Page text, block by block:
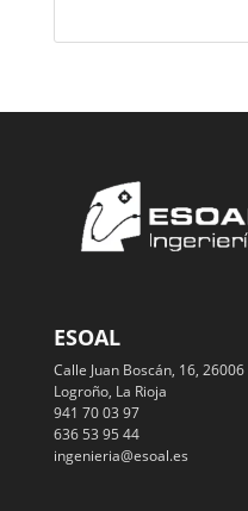
ESOAL
Calle Juan Boscán, 16, 26006
Logroño, La Rioja
941 70 03 97
636 53 95 44
ingenieria@esoal.es